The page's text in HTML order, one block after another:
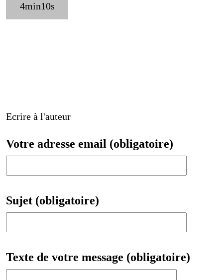
4min10s
Ecrire à l'auteur
Votre adresse email (obligatoire)
Sujet (obligatoire)
Texte de votre message (obligatoire)